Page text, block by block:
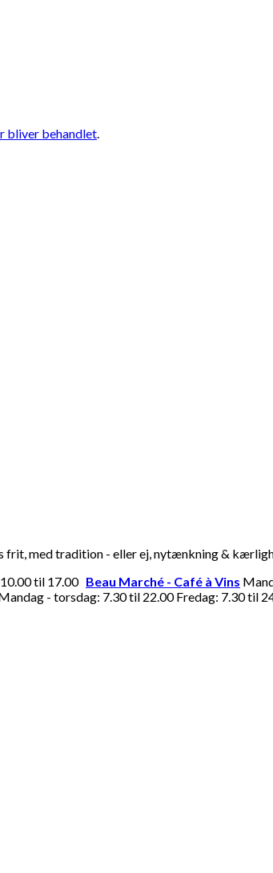
bliver behandlet.
frit, med tradition - eller ej, nytænkning &
til 17.00 Beau Marché - Café à Vins
- torsdag: 7.30 til 22.00 Fredag: 7.30 til